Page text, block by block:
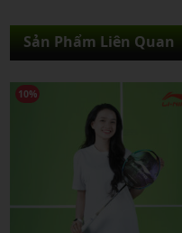
Sản Phẩm Liên Quan